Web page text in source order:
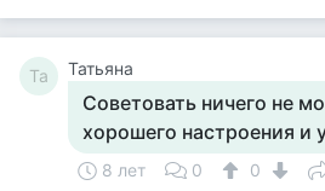
Та Татьяна
Советовать ничего не
хорошего настроения и
8 лет 0 0